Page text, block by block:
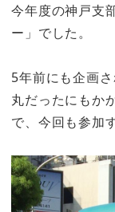
今年度の神戸支
ー」 でした。
5年前にも企画
丸だったにもか
で、今回も参加